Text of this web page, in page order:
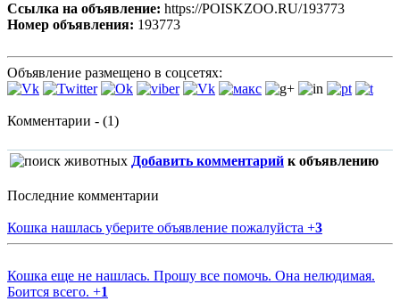
Ссылка на объявление: https://POISKZOO.RU/193773
Номер объявления: 193773
Объявление размещено в соцсетях:
Комментарии - (1)
Добавить комментарий к объявлению
Последние комментарии
Кошка нашлась уберите объявление пожалуйста +3
Кошка еще не нашлась. Прошу все помочь. Она нелюдимая.
Боится всего. +1